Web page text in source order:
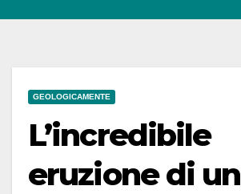
GEOLOGICAMENTE
L’incredibile
eruzione di un